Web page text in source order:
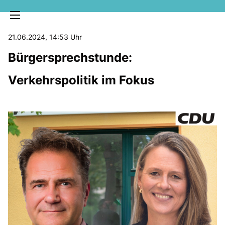
MELDUNGEN
SOZIALE MEDIEN
KLARTEXT
21.06.2024, 14:53 Uhr
Bürgersprechstunde:
Verkehrspolitik im Fokus